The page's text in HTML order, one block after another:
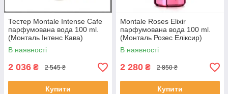
Тестер Montale Intense Cafe
парфумована вода 100 ml.
(Монталь Інтенс Кава)
В наявності
2 036 ₴ 2 545 ₴
Купити
Montale Roses Elixir
парфумована вода 100 ml.
(Монталь Розес Еліксир)
В наявності
2 280 ₴ 2 850 ₴
Купити